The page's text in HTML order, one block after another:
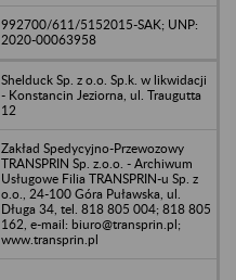
992700/611/5152015-SAK; UNP:
2020-00063958
Shelduck Sp. z o.o. Sp.k. w likwidacji
- Konstancin Jeziorna, ul. Traugutta
12
Zakład Spedycyjno-Przewozowy
TRANSPRIN Sp. z.o.o. - Archiwum
Usługowe Filia TRANSPRIN-u Sp. z
o.o., 24-100 Góra Puławska, ul.
Długa 34, tel. 818 805 004; 818 805
162, e-mail: biuro@transprin.pl;
www.transprin.pl